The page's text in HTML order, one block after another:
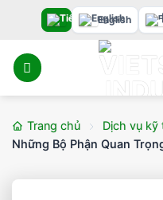
nội
dung
English
Trang chủ
Dịch vụ kỹ
Những Bộ Phận Quan